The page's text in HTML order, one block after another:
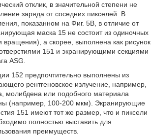
отклик, в значительной степени не
заряда от соседних пикселей. В
показанном на Фиг. 5В, в отличие от
маска 15 не состоит из одиночных
вращения), а скорее, выполнена как рисунок
151 и экранирующими секциями
ASG.
152 предпочтительно выполнены из
рентгеновское излучение, например,
молибдена или подобного материала
(например, 100-200 мкм). Экранирующие
151 имеют тот же размер, что и пиксели
полностью выставить для
преимуществ.